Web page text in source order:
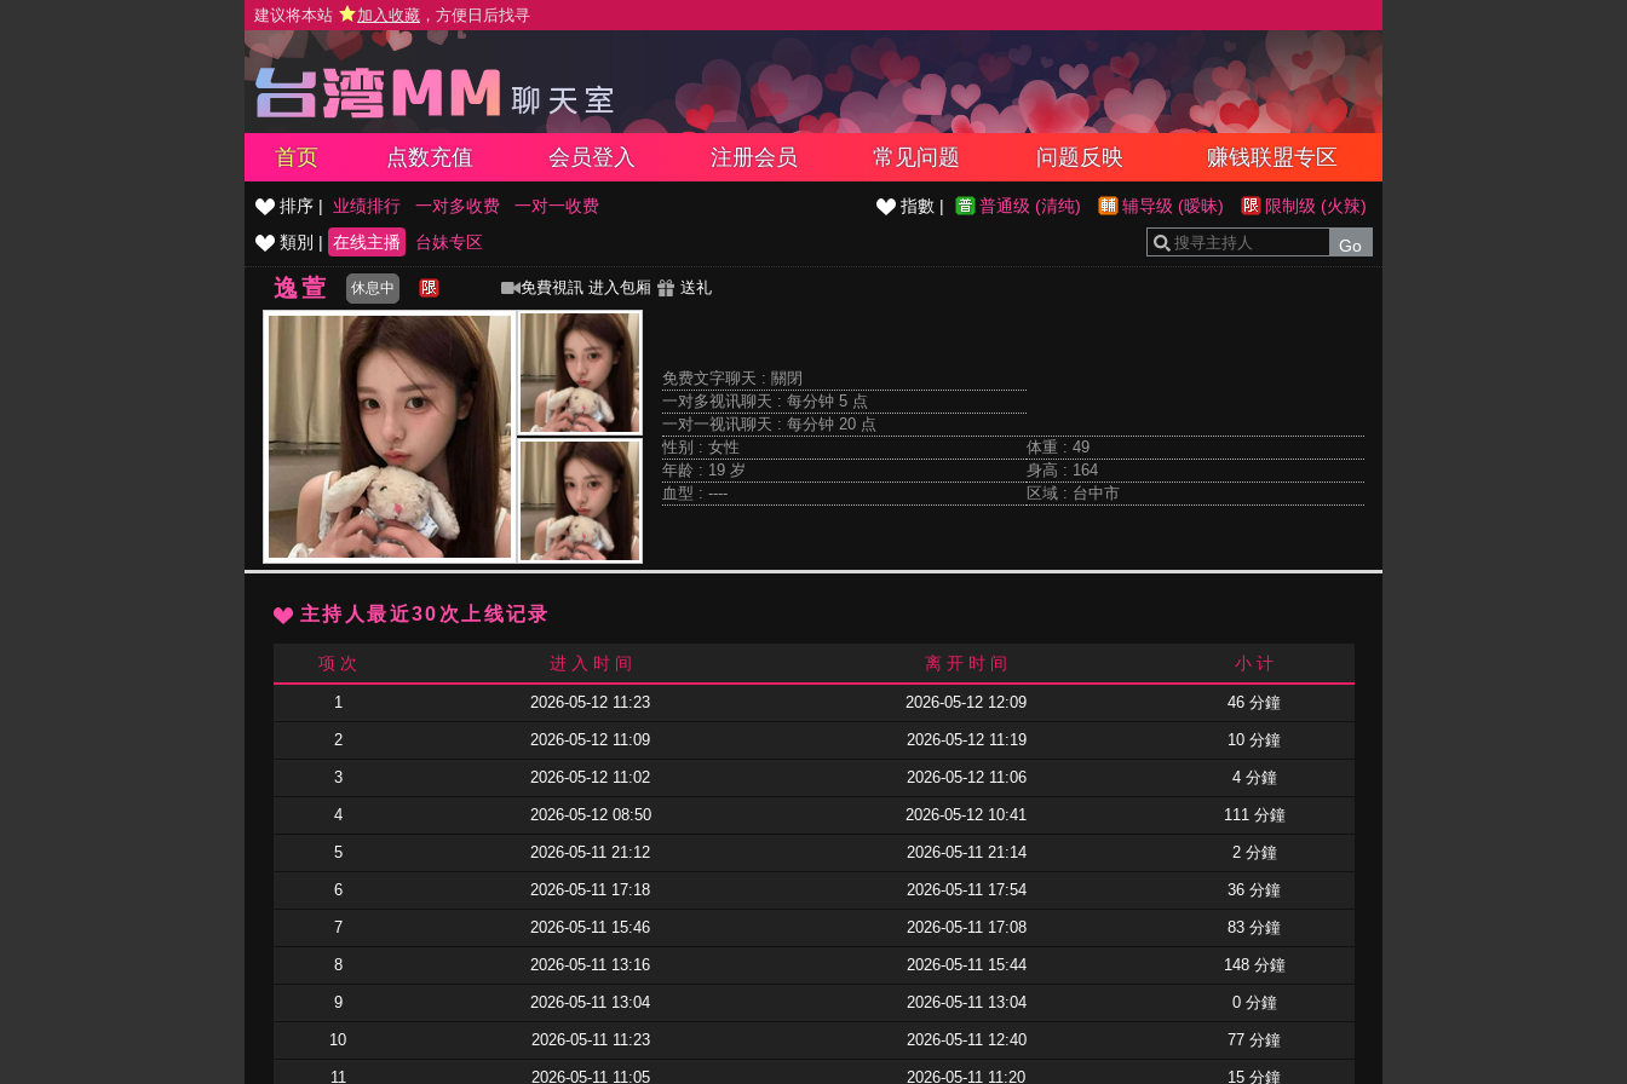
建议将本站 加入收藏 ，方便日后找寻
首页 点数充值 会员登入 注册会员 常见问题 问题反映 赚钱联盟专区
排序 | 业绩排行 一对多收费 一对一收费 指數 | 普通级 (清纯) 辅导级 (暧昧)
限制级 (火辣)
類別 | 在线主播 台妹专区
逸萱 休息中 免費視訊 进入包厢 送礼
免费文字聊天 : 關閉
一对多视讯聊天 : 每分钟 5 点
一对一视讯聊天 : 每分钟 20 点
性别 : 女性
体重 : 49
年龄 : 19 岁
身高 : 164
血型 : ----
区域 : 台中市
主持人最近30次上线记录
项 次 进 入 时 间 离 开 时 间 小 计
1 2026-05-12 11:23 2026-05-12 12:09 46 分鐘
2 2026-05-12 11:09 2026-05-12 11:19 10 分鐘
3 2026-05-12 11:02 2026-05-12 11:06 4 分鐘
4 2026-05-12 08:50 2026-05-12 10:41 111 分鐘
5 2026-05-11 21:12 2026-05-11 21:14 2 分鐘
6 2026-05-11 17:18 2026-05-11 17:54 36 分鐘
7 2026-05-11 15:46 2026-05-11 17:08 83 分鐘
8 2026-05-11 13:16 2026-05-11 15:44 148 分鐘
9 2026-05-11 13:04 2026-05-11 13:04 0 分鐘
10 2026-05-11 11:23 2026-05-11 12:40 77 分鐘
11 2026-05-11 11:05 2026-05-11 11:20 15 分鐘